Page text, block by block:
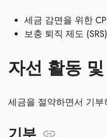
세금 감면을 위한
보충 퇴직 제도
자선 활동
세금을 절약하면서 기부